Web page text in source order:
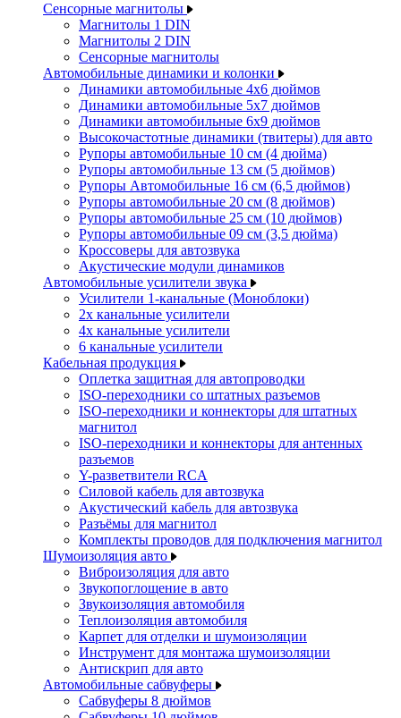
Сенсорные магнитолы
Магнитолы 1 DIN
Магнитолы 2 DIN
Сенсорные магнитолы
Автомобильные динамики и колонки
Динамики автомобильные 4x6 дюймов
Динамики автомобильные 5x7 дюймов
Динамики автомобильные 6x9 дюймов
Высокочастотные динамики (твитеры) для авто
Рупоры автомобильные 10 см (4 дюйма)
Рупоры автомобильные 13 см (5 дюймов)
Рупоры Автомобильные 16 см (6,5 дюймов)
Рупоры автомобильные 20 см (8 дюймов)
Рупоры автомобильные 25 см (10 дюймов)
Рупоры автомобильные 09 см (3,5 дюйма)
Кроссоверы для автозвука
Акустические модули динамиков
Автомобильные усилители звука
Усилители 1-канальные (Моноблоки)
2х канальные усилители
4х канальные усилители
6 канальные усилители
Кабельная продукция
Оплетка защитная для автопроводки
ISO-переходники со штатных разъемов
ISO-переходники и коннекторы для штатных
магнитол
ISO-переходники и коннекторы для антенных
разъемов
Y-разветвители RCA
Силовой кабель для автозвука
Акустический кабель для автозвука
Разъёмы для магнитол
Комплекты проводов для подключения магнитол
Шумоизоляция авто
Виброизоляция для авто
Звукопоглощение в авто
Звукоизоляция автомобиля
Теплоизоляция автомобиля
Карпет для отделки и шумоизоляции
Инструмент для монтажа шумоизоляции
Антискрип для авто
Автомобильные сабвуферы
Сабвуферы 8 дюймов